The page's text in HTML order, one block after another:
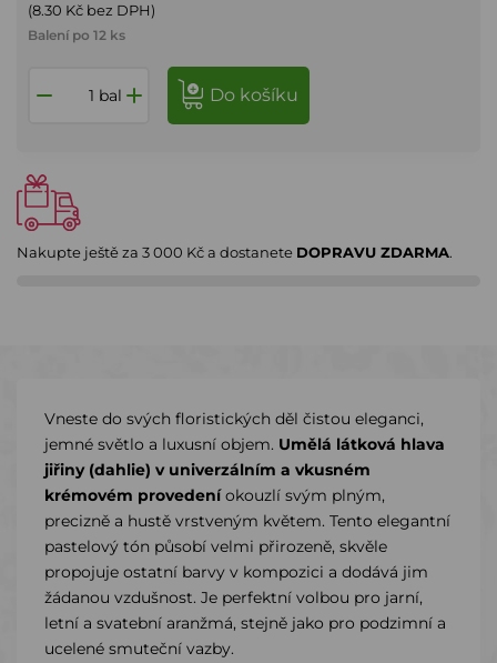
(8.30 Kč bez DPH)
Balení po 12 ks
bal do košíku
Nakupte ještě za 3 000 Kča dostanete DOPRAVU ZDARMA.
Vneste do svých floristických děl čistou eleganci,
jemné světlo a luxusní objem. Umělá látková hlava
jiřiny (dahlie) v univerzálním a vkusném
krémovém provedeníokouzlí svým plným,
precizně a hustě vrstveným květem. Tento elegantní
pastelový tón působí velmi přirozeně, skvěle
propojuje ostatní barvy v kompozici a dodává jim
žádanou vzdušnost. Je perfektní volbou pro jarní,
letní a svatební aranžmá, stejně jako pro podzimní a
ucelené smuteční vazby.